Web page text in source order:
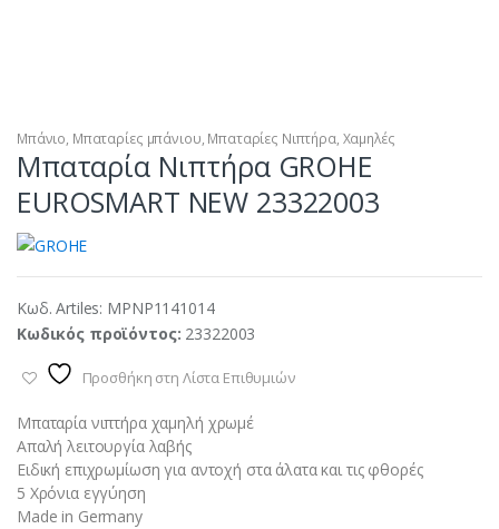
Μπάνιο, Μπαταρίες μπάνιου, Μπαταρίες Νιπτήρα, Χαμηλές
Μπαταρία Νιπτήρα GROHE
EUROSMART NEW 23322003
Κωδ. Artiles: MPNP1141014
Κωδικός προϊόντος: 23322003
Προσθήκη στη Λίστα Επιθυμιών
Μπαταρία νιπτήρα χαμηλή χρωμέ
Απαλή λειτουργία λαβής
Ειδική επιχρωμίωση για αντοχή στα άλατα και τις φθορές
5 Χρόνια εγγύηση
Made in Germany